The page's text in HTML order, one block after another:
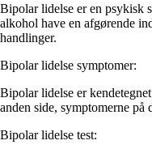
Bipolar lidelse er en psykisk
alkohol have en afgørende
handlinger.
Bipolar lidelse symptomer:
Bipolar lidelse er
anden side, symptomerne
Bipolar lidelse test: